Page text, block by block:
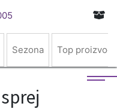
Sezona Top proizvodi